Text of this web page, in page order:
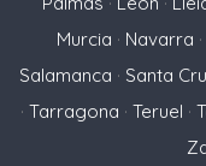
Murcia · Navarra ·
Salamanca · Santa
· Tarragona · Teruel ·